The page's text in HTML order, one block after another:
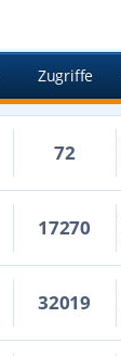
Zugriffe
72
17270
32019